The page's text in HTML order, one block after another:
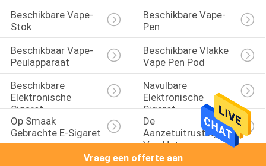
Beschikbare Vape-
Stok
Beschikbare Vape-
Pen
Beschikbaar Vape-
Peulapparaat
Beschikbare Vlakke
Vape Pen Pod
Beschikbare
Elektronische
Sigaret
Navulbare
Elektronische
Sigaret
Op Smaak
Gebrachte E-Sigaret
De
Aanzetuitrustingen
Van Het
Peulsysteem
Vraag een offerte aan